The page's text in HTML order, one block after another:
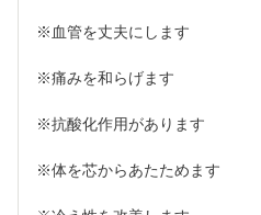
※血管を丈夫にします
※痛みを和らげます
※抗酸化作用があります
※体を芯からあたためます